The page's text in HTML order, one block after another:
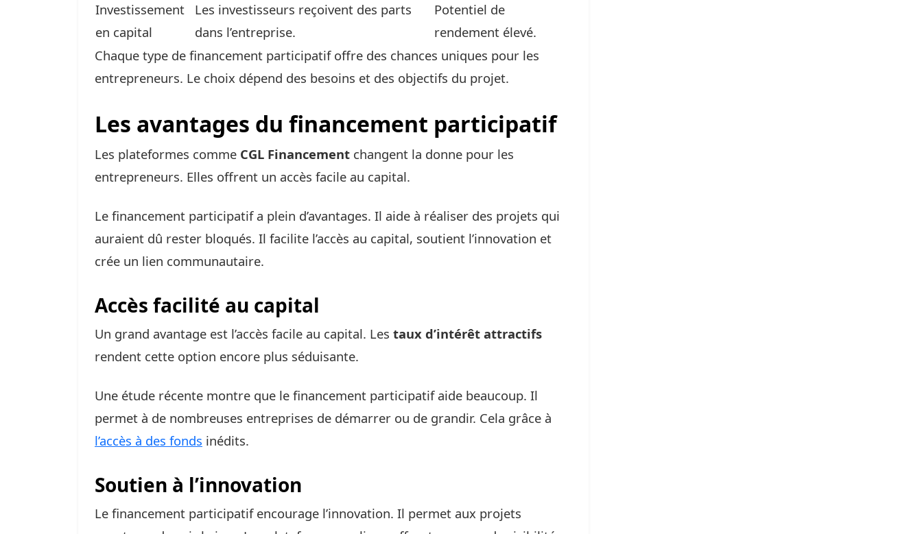
Investissement
en capital
Les investisseurs reçoivent des parts
dans l’entreprise.
Potentiel de
rendement élevé.
Chaque type de financement participatif offre des chances uniques pour les
entrepreneurs. Le choix dépend des besoins et des objectifs du projet.
Les avantages du financement participatif
Les plateformes comme CGL Financement changent la donne pour les
entrepreneurs. Elles offrent un accès facile au capital.
Le financement participatif a plein d’avantages. Il aide à réaliser des projets qui
auraient dû rester bloqués. Il facilite l’accès au capital, soutient l’innovation et
crée un lien communautaire.
Accès facilité au capital
Un grand avantage est l’accès facile au capital. Les taux d’intérêt attractifs
rendent cette option encore plus séduisante.
Une étude récente montre que le financement participatif aide beaucoup. Il
permet à de nombreuses entreprises de démarrer ou de grandir. Cela grâce à
l’accès à des fonds inédits.
Soutien à l’innovation
Le financement participatif encourage l’innovation. Il permet aux projets